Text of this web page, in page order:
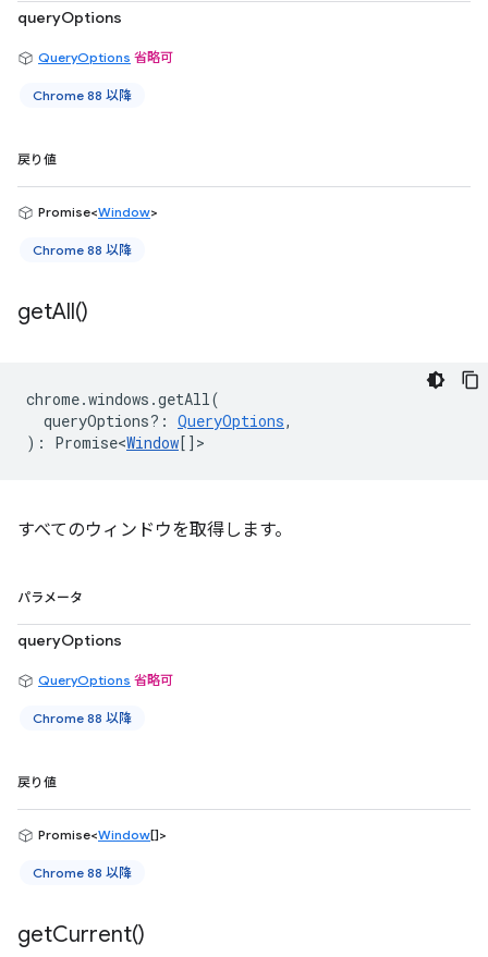
queryOptions
QueryOptions 省略可
Chrome 88 以降
戻り値
Promise<Window>
Chrome 88 以降
getAll()
chrome.windows .getAll(
queryOptions? : QueryOptions,
) : Promise<Window[] >
すべてのウィンドウを取得します。
パラメータ
queryOptions
QueryOptions 省略可
Chrome 88 以降
戻り値
Promise<Window[]>
Chrome 88 以降
getCurrent()